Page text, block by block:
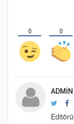
0 0
ADMIN